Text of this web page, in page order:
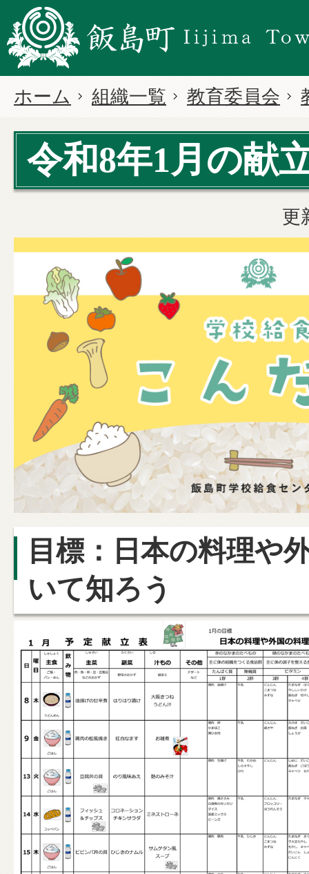
ホーム 組織一覧 教育委員会
令和8年1月の献
更
目標：日本の料理や
いて知ろう